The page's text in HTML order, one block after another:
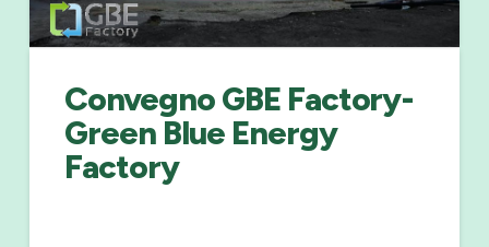
Convegno GBE Factory-
Green Blue Energy
Factory